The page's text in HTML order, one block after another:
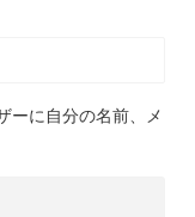
ーに自分の名前、メ